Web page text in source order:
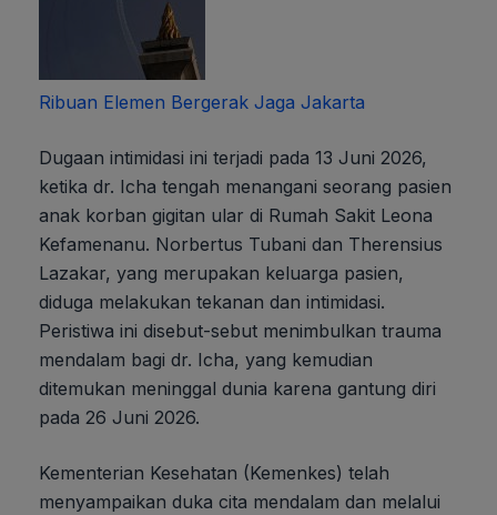
Ribuan Elemen Bergerak Jaga Jakarta
Dugaan intimidasi ini terjadi pada 13 Juni 2026,
ketika dr. Icha tengah menangani seorang pasien
anak korban gigitan ular di Rumah Sakit Leona
Kefamenanu. Norbertus Tubani dan Therensius
Lazakar, yang merupakan keluarga pasien,
diduga melakukan tekanan dan intimidasi.
Peristiwa ini disebut-sebut menimbulkan trauma
mendalam bagi dr. Icha, yang kemudian
ditemukan meninggal dunia karena gantung diri
pada 26 Juni 2026.
Kementerian Kesehatan (Kemenkes) telah
menyampaikan duka cita mendalam dan melalui